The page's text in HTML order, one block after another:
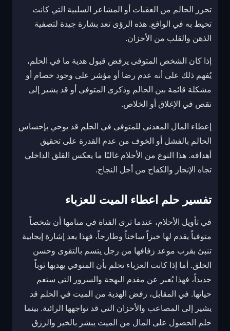
تحرر الحالم من العقبات أو المشاعر السلبية التي كانت
تحيط به في الواقع. هذه الرؤى تعد بشارة جيدة لتصفية
الذهن والقلب من الأحزان.
إذا كان الشخص المتوفى يرفض قبول هدية ما في الحلم،
يُفهم ذلك على أنه عدم رضا أو مؤشر على وجود خصام أو
مشكلة قائمة بين الحالم وذكرى المتوفى أو قد يشير إلى
نقص في الإغلاق أو الخلاص.
إعطاء المال المعدني للمتوفى في الحلم قد يوحي بإحساس
الحالم بالفشل أو الخوف من عدم القدرة على تحقيق
أهدافه. هذا النوع من الأحلام غالبًا ما يعكس القلق الداخلي
تجاه الإنجاز والكفاح من أجل النجاح.
تفسير حلم اعطاء الميت للعزباء
في تأويل الأحلام، عندما ترى الفتاة في منامها أن شخصاً
متوفياً يقدم لها خبزاً ساخناً وطازجاً، فهذا يعد إشارة إيجابية
تنبئ بقرب موعد زفافها من رجل يتسم بالتقوى وحسن
الخلق. أما إذا كانت العزباء تحلم بأن المتوفي يهديها ثوباً
جديداً، فهذا يُعبر عن مقدم البهجة والسرور التي ستعم
حياتها. في المقابل، رفض الهدية من الميت في الحلم قد
يشير إلى المصاعب والأحزان التي قد تواجهها الرائية. بينما
حلم الحصول على المال من الميت يبشر بالخير والرزق